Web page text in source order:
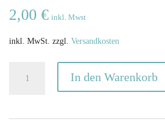
2,00 € inkl. Mwst
inkl. MwSt. zzgl. Versandkosten
"Eisdrache"
In den Warenkorb